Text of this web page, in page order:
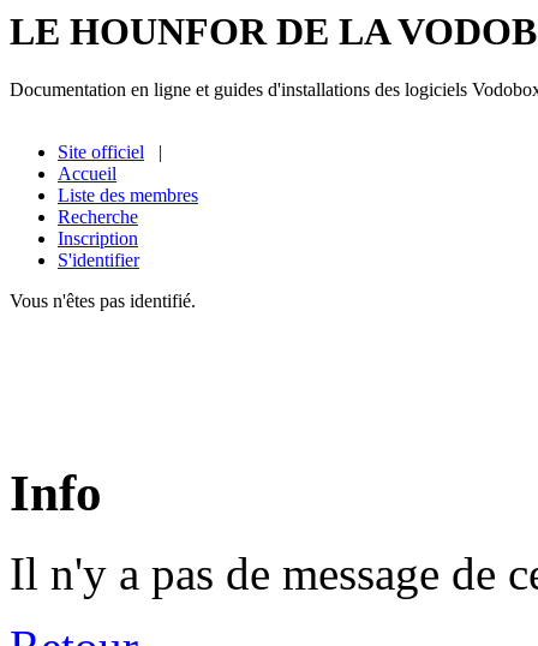
LE HOUNFOR DE LA
Documentation en ligne et guides d'installations des logiciels
Site officiel |
Accueil
Liste des membres
Recherche
Inscription
S'identifier
Vous n'êtes pas identifié.
Info
Il n'y a pas de message de